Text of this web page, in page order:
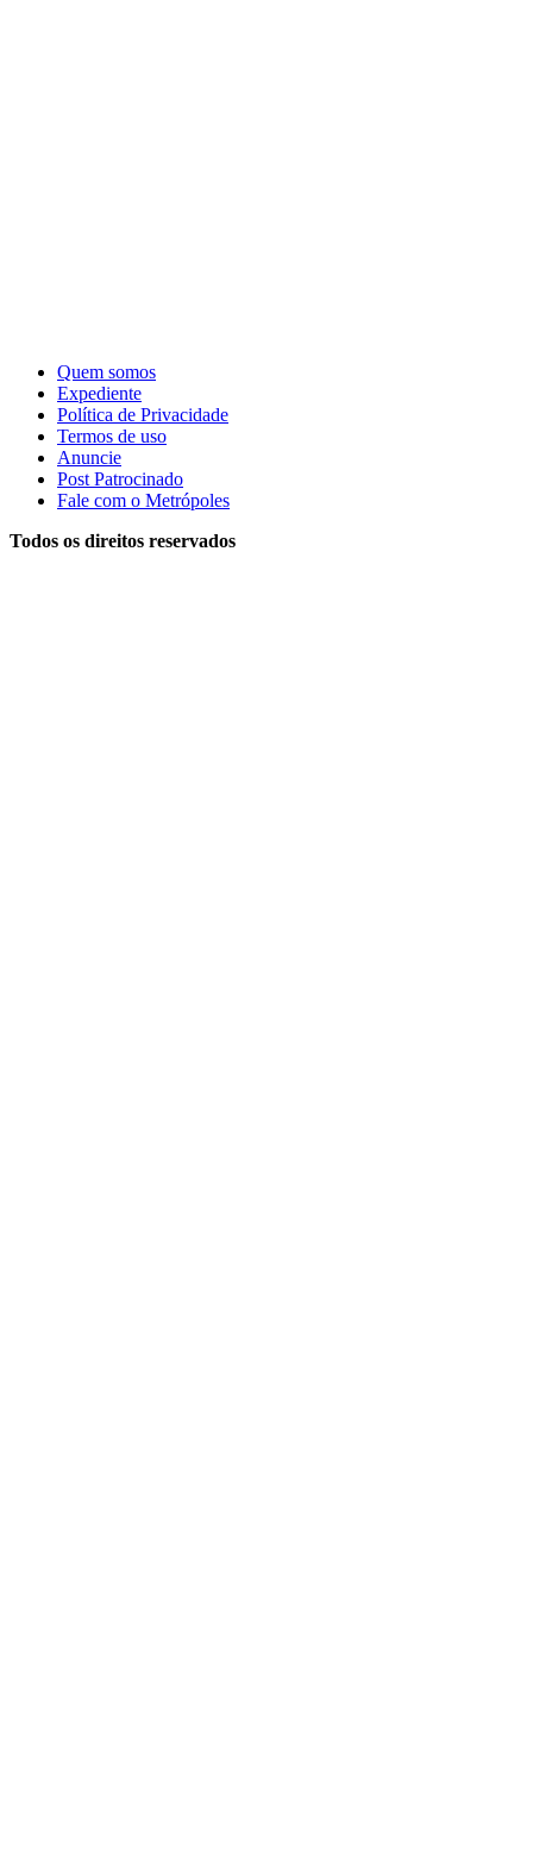
Quem somos
Expediente
Política de Privacidade
Termos de uso
Anuncie
Post Patrocinado
Fale com o Metrópoles
Todos os direitos reservados